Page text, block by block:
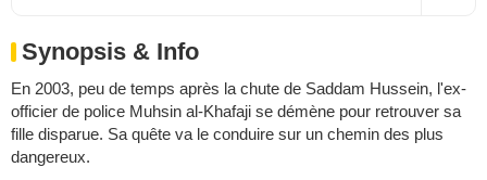
Synopsis & Info
En 2003, peu de temps après la chute de Saddam Hussein, l'ex-
officier de police Muhsin al-Khafaji se démène pour retrouver sa
fille disparue. Sa quête va le conduire sur un chemin des plus
dangereux.